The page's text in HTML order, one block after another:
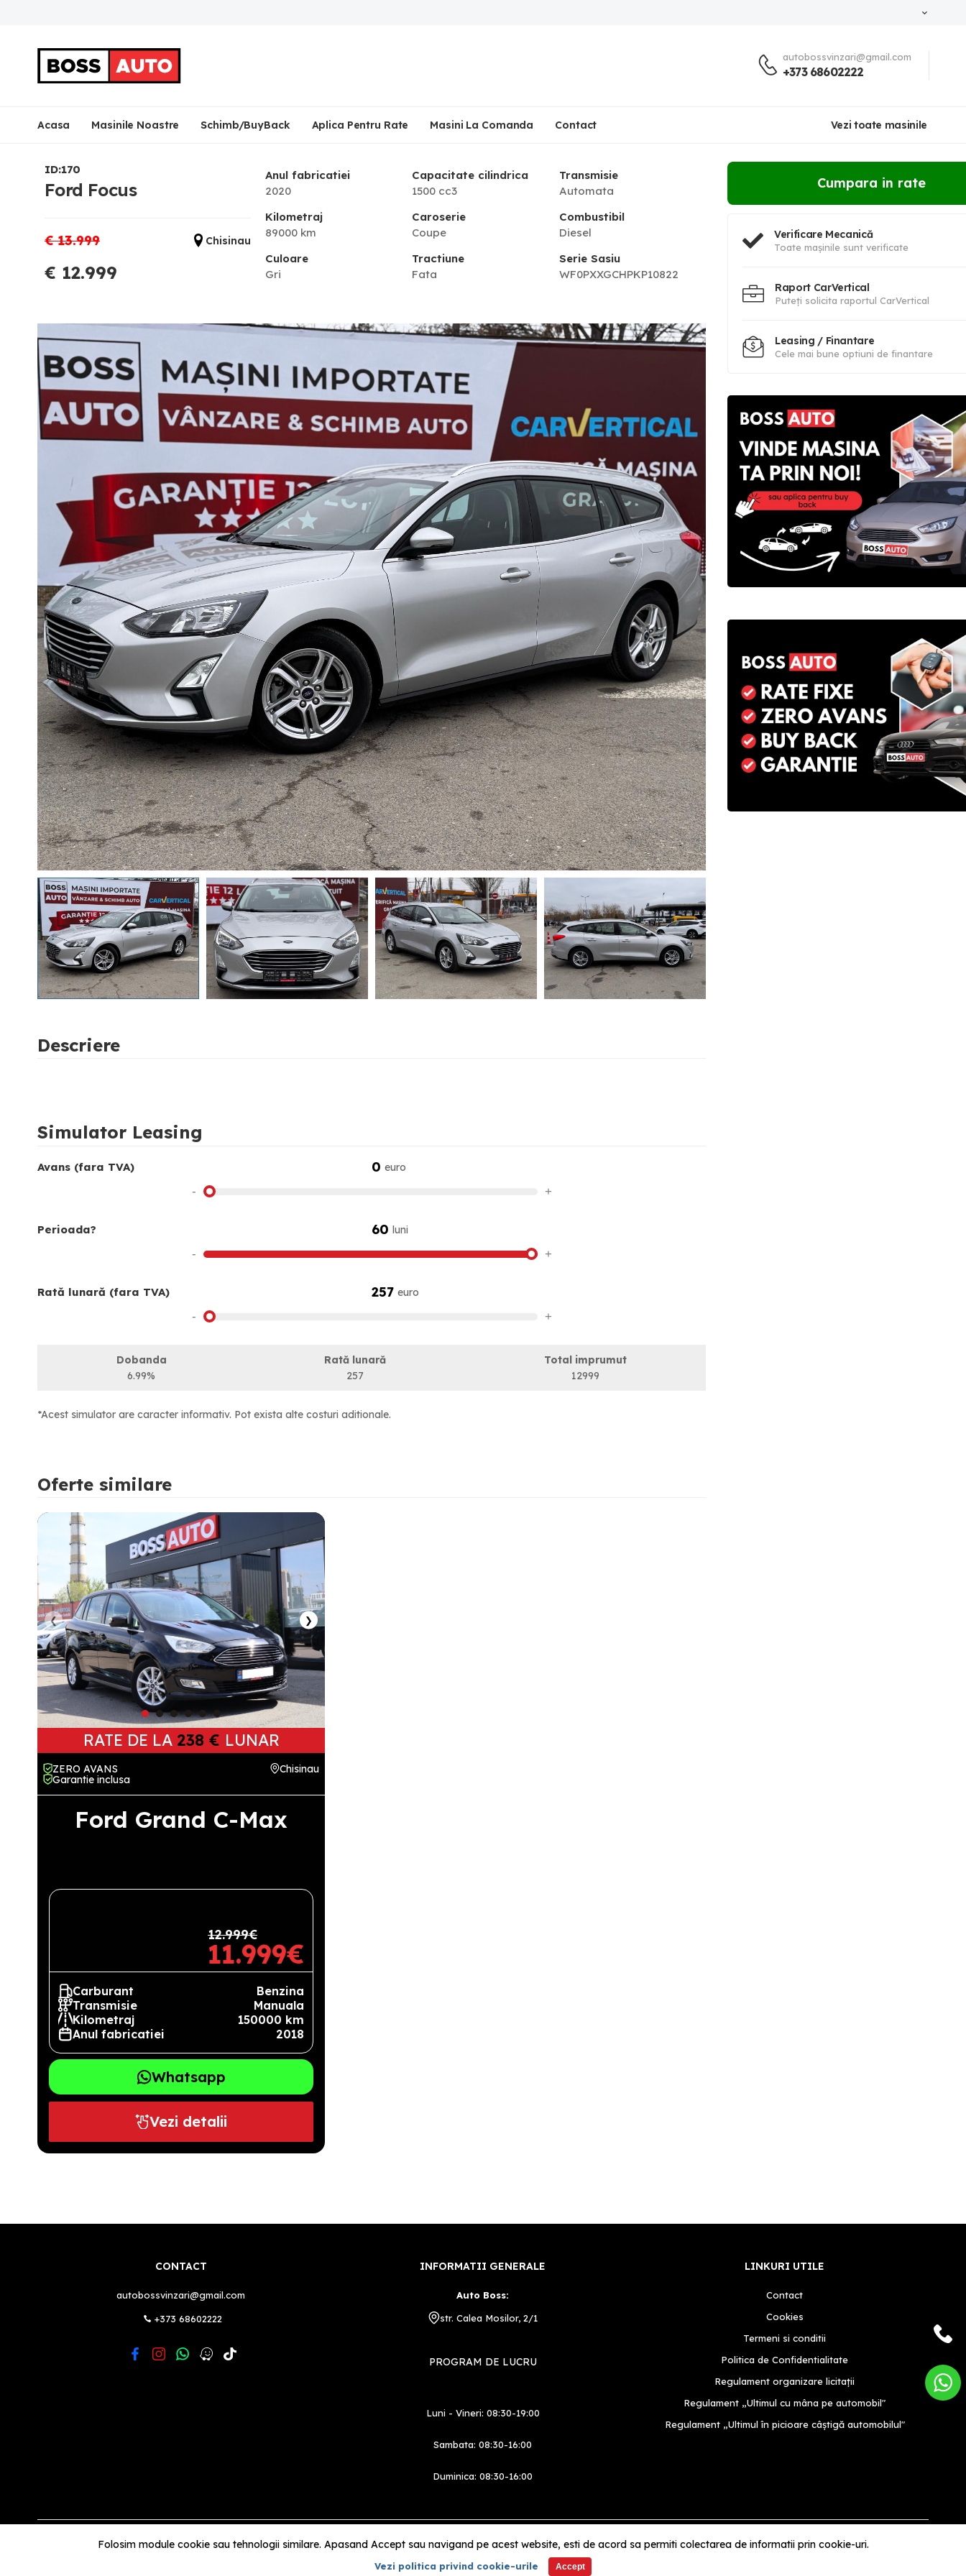
autobossvinzari@gmail.com
+373 68602222
Acasa Masinile Noastre Schimb/BuyBack Aplica Pentru Rate Masini La Comanda Contact Vezi toate masinile
ID:170
Ford Focus
€ 13.999 Chisinau
€ 12.999
Anul fabricatiei
2020
Capacitate cilindrica
1500 cc3
Transmisie
Automata
Kilometraj
89000 km
Caroserie
Coupe
Combustibil
Diesel
Culoare
Gri
Tractiune
Fata
Serie Sasiu
WF0PXXGCHPKP10822
RATE DE LA257 €LUNAR
Descriere
Simulator Leasing
Avans (fara TVA) 0 euro
- +
Perioada? 60 luni
- +
Rată lunară (fara TVA) 257 euro
- +
Dobanda
6.99%
Rată lunară
257
Total imprumut
12999
*Acest simulator are caracter informativ. Pot exista alte costuri aditionale.
Oferte similare
❮ ❯
RATE DE LA 238 € LUNAR
ZERO AVANS
Garantie inclusa
Chisinau
Ford Grand C-Max
12.999€
11.999€
Carburant
Benzina
Transmisie
Manuala
Kilometraj
150000 km
Anul fabricatiei
2018
Whatsapp
Vezi detalii
Cumpara in rate
Verificare Mecanică
Toate mașinile sunt verificate
Raport CarVertical
Puteți solicita raportul CarVertical
Leasing / Finantare
Cele mai bune optiuni de finantare
CONTACT
autobossvinzari@gmail.com
+373 68602222
INFORMATII GENERALE
Auto Boss:
str. Calea Mosilor, 2/1
PROGRAM DE LUCRU
Luni - Vineri: 08:30-19:00
Sambata: 08:30-16:00
Duminica: 08:30-16:00
LINKURI UTILE
Contact
Cookies
Termeni si conditii
Politica de Confidentialitate
Regulament organizare licitații
Regulament „Ultimul cu mâna pe automobil"
Regulament „Ultimul în picioare câștigă automobilul"
Partener
©2026 bossauto.ro
Folosim module cookie sau tehnologii similare. Apasand Accept sau navigand pe acest website, esti de acord sa permiti colectarea de informatii prin cookie-uri.
Vezi politica privind cookie-urile Accept